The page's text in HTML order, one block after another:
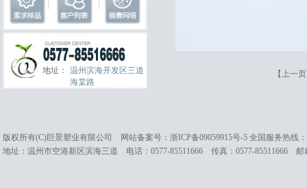
地址：
温州滨海开发区三道
海棠路
【 上一
版权所有(C)巨景塑业有限公司 网站备案号： 浙ICP备09059915号-5全国服务热线：
地址：温州市空港新区滨海三道 电话：0577-85511666 传真：0577-85511666 邮